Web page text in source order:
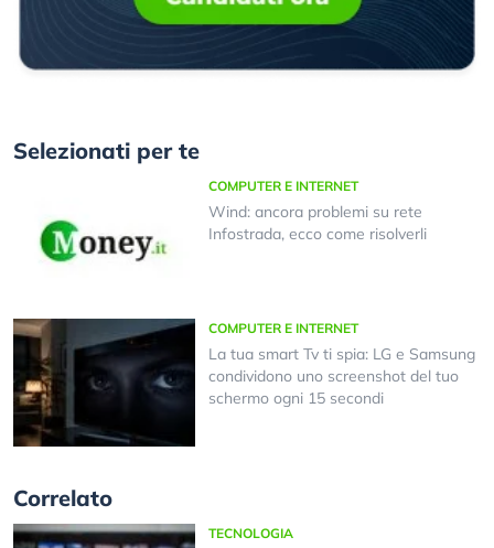
Selezionati per te
COMPUTER E INTERNET
Wind: ancora problemi su rete
Infostrada, ecco come risolverli
COMPUTER E INTERNET
La tua smart Tv ti spia: LG e Samsung
condividono uno screenshot del tuo
schermo ogni 15 secondi
Correlato
TECNOLOGIA